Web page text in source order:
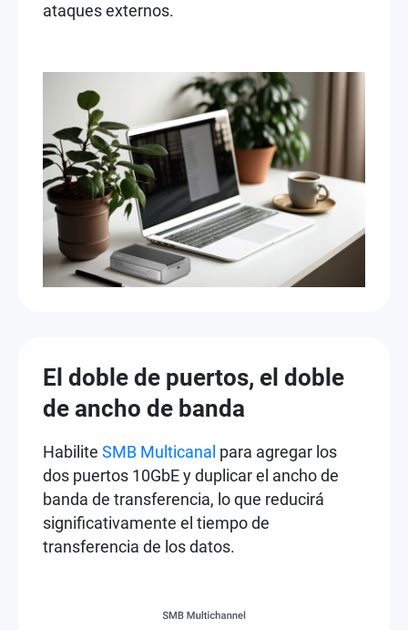
ataques externos.
El doble de puertos, el doble
de ancho de banda
HabiliteSMB Multicanal para agregar los
dos puertos 10GbE y duplicar el ancho de
banda de transferencia, lo que reducirá
significativamente el tiempo de
transferencia de los datos.